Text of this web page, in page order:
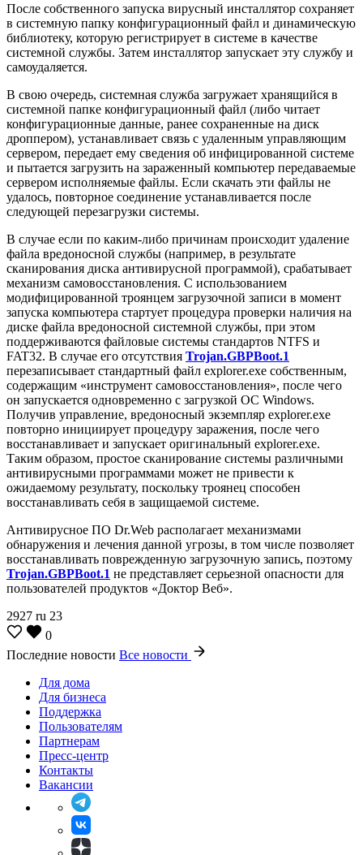
После собственного запуска вирусный инсталлятор сохраняет
в системную папку конфигурационный файл и динамическую
библиотеку, которую регистрирует в системе в качестве
системной службы. Затем инсталлятор запускает эту службу и
самоудаляется.
В свою очередь, системная служба загружает хранящийся в
системной папке конфигурационный файл (либо читает
конфигурационные данные, ранее сохраненные на диск
дроппером), устанавливает связь с удаленным управляющим
сервером, передает ему сведения об инфицированной системе
и пытается загрузить на зараженный компьютер передаваемые
сервером исполняемые файлы. Если скачать эти файлы не
удалось, повторное соединение устанавливается после
следующей перезагрузки системы.
В случае если по каким-либо причинам происходит удаление
файла вредоносной службы (например, в результате
сканирования диска антивирусной программой), срабатывает
механизм самовосстановления. С использованием
модифицированной троянцем загрузочной записи в момент
запуска компьютера стартует процедура проверки наличия на
диске файла вредоносной системной службы, при этом
поддерживаются файловые системы стандартов NTFS и
FAT32. В случае его отсутствия Trojan.GBPBoot.1
перезаписывает стандартный файл explorer.exe собственным,
содержащим «инструмент самовосстановления», после чего
он запускается одновременно с загрузкой ОС Windows.
Получив управление, вредоносный экземпляр explorer.exe
повторно инициирует процедуру заражения, после чего
восстанавливает и запускает оригинальный explorer.exe.
Таким образом, простое сканирование системы различными
антивирусными программами может не привести к
ожидаемому результату, поскольку троянец способен
восстанавливать себя в защищаемой системе.
Антивирусное ПО Dr.Web располагает механизмами
обнаружения и лечения данной угрозы, в том числе позволяет
восстанавливать поврежденную загрузочную запись, поэтому
Trojan.GBPBoot.1 не представляет серьезной опасности для
пользователей продуктов «Доктор Веб».
2927 ru 23
0
Последние новости Все новости
Для дома
Для бизнеса
Поддержка
Пользователям
Партнерам
Пресс-центр
Контакты
Вакансии